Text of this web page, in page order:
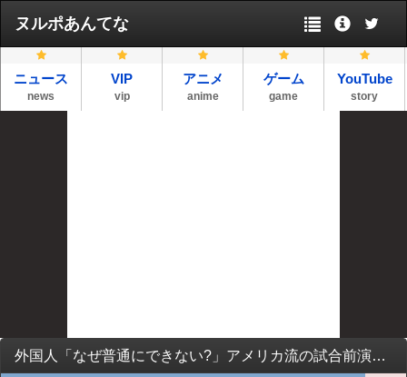
ヌルポあんてな
ニュース
news
VIP
vip
アニメ
anime
ゲーム
game
YouTube
story
外国人「なぜ普通にできない?」アメリカ流の試合前演出に欧州人が猛反発！ドイツ代表も困惑!?【海外の反応】